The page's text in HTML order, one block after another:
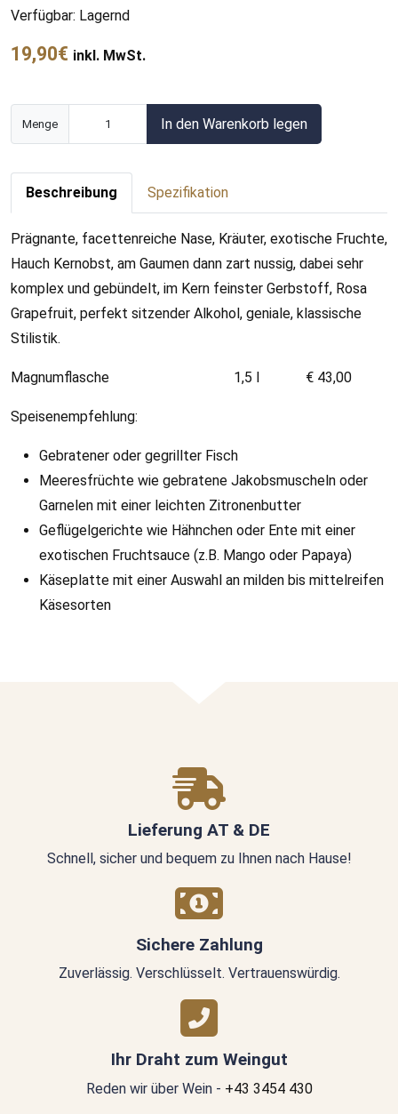
Verfügbar: Lagernd
19,90€ inkl. MwSt.
Menge In den Warenkorb legen
Beschreibung Spezifikation
Prägnante, facettenreiche Nase, Kräuter, exotische Fruchte,
Hauch Kernobst, am Gaumen dann zart nussig, dabei sehr
komplex und gebündelt, im Kern feinster Gerbstoff, Rosa
Grapefruit, perfekt sitzender Alkohol, geniale, klassische
Stilistik.
Magnumflasche 1,5 l € 43,00
Speisenempfehlung:
Gebratener oder gegrillter Fisch
Meeresfrüchte wie gebratene Jakobsmuscheln oder
Garnelen mit einer leichten Zitronenbutter
Geflügelgerichte wie Hähnchen oder Ente mit einer
exotischen Fruchtsauce (z.B. Mango oder Papaya)
Käseplatte mit einer Auswahl an milden bis mittelreifen
Käsesorten
Lieferung AT & DE
Schnell, sicher und bequem zu Ihnen nach Hause!
Sichere Zahlung
Zuverlässig. Verschlüsselt. Vertrauenswürdig.
Ihr Draht zum Weingut
Reden wir über Wein - +43 3454 430